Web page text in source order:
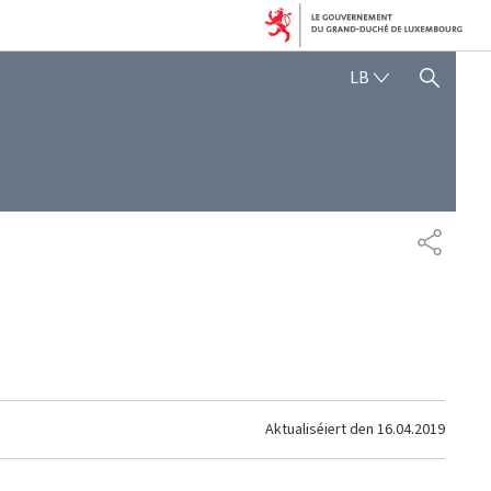
LB SHOW HIDE SEARCH
Aktualiséiert den 16.04.2019